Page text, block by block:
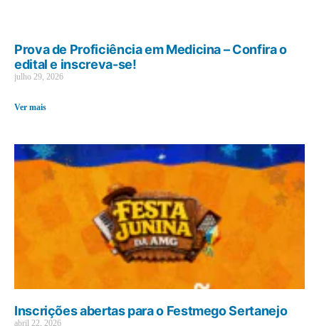
Prova de Proficiência em Medicina – Confira o
edital e inscreva-se!
julho 29, 2026
Ver mais
Inscrições abertas para o Festmego Sertanejo
abril 22, 2026